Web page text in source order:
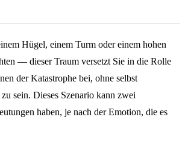
Hügel, einem Turm oder einem hohen
— dieser Traum versetzt Sie in die Rolle
der Katastrophe bei, ohne selbst
sein. Dieses Szenario kann zwei
haben, je nach der Emotion, die es